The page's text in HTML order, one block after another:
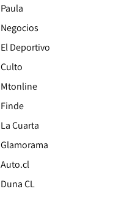
Paula
Negocios
El Deportivo
Culto
Mtonline
Finde
La Cuarta
Glamorama
Auto.cl
Duna CL